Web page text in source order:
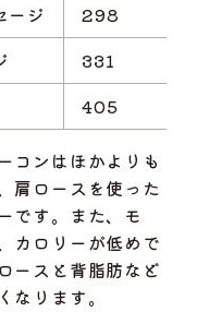
ージ
298
331
405
コンはほかよりも
肩ロースを使った
です。また、モ
カロリーが低めで
ースと背脂肪など
ります。